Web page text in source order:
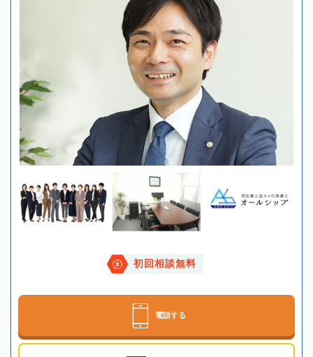
初回相談無料
電話する